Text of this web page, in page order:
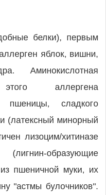
белки), первым
яблок, вишни,
Аминокислотная
этого аллергена
пшеницы, сладкого
(латексный минорный
лизоцим/хитиназе
образующие
пшеничной муки, их
"астмы булочников".